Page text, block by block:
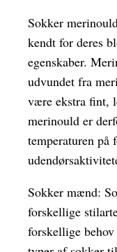
Sokker
kendt for deres
egenskaber.
udvundet fra
være ekstra fint,
merinould er
temperaturen
Sokker mænd:
forskellige
forskellige